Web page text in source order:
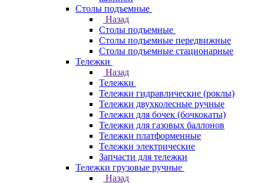
Столы подъемные
Назад
Столы подъемные
Столы подъемные передвижные
Столы подъемные стационарные
Тележки
Назад
Тележки
Тележки гидравлические (роклы)
Тележки двухколесные ручные
Тележки для бочек (бочкокаты)
Тележки для газовых баллонов
Тележки платформенные
Тележки электрические
Запчасти для тележки
Тележки грузовые ручные
Назад